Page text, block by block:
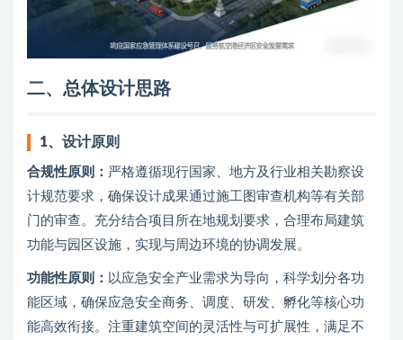
二、总体设计思路
1、 设计原则
合规性原则： 严格遵循现行国家、地方及行业相关勘察设
计规范要求，确保设计成果通过施工图审查机构等有关部
门的审查。充分结合项目所在地规划要求，合理布局建筑
功能与园区设施，实现与周边环境的协调发展。
功能性原则： 以应急安全产业需求为导向，科学划分各功
能区域，确保应急安全商务、调度、研发、孵化等核心功
能高效衔接。注重建筑空间的灵活性与可扩展性，满足不